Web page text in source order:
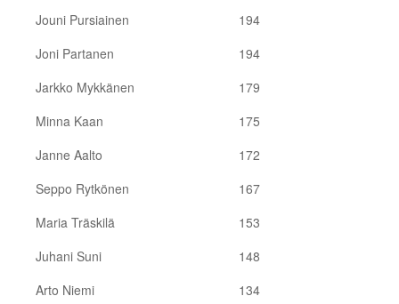
Jouni Pursiainen
194
Joni Partanen
194
Jarkko Mykkänen
179
Minna Kaan
175
Janne Aalto
172
Seppo Rytkönen
167
Maria Träskilä
153
Juhani Suni
148
Arto Niemi
134